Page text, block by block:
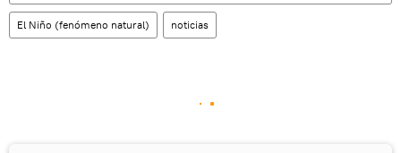
El Niño (fenómeno natural) noticias